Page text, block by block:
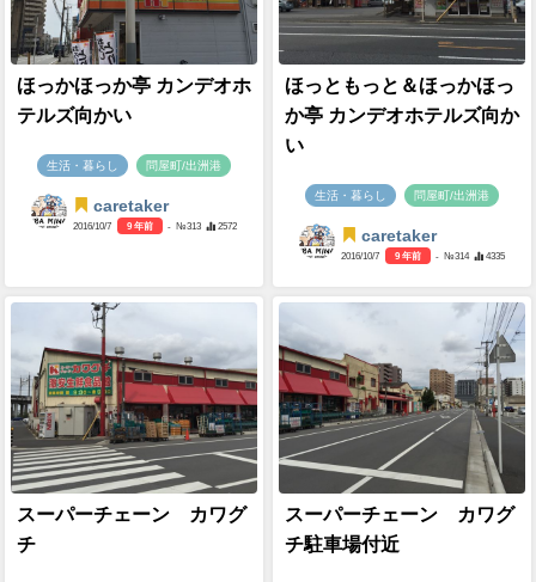
ほっかほっか亭 カンデオホ
テルズ向かい
生活・暮らし 問屋町/出洲港
caretaker
2016/10/7 9 年前 - №313 2572
ほっともっと＆ほっかほっ
か亭 カンデオホテルズ向か
い
生活・暮らし 問屋町/出洲港
caretaker
2016/10/7 9 年前 - №314 4335
スーパーチェーン カワグ
チ
スーパーチェーン カワグ
チ駐車場付近